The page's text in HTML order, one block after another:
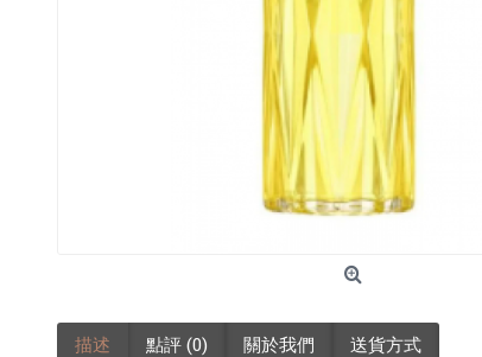
描述 點評 (0) 關於我們 送貨方式